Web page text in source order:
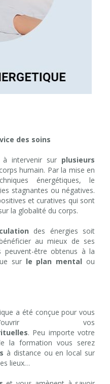
des soins
à intervenir sur plusieurs
humain. Par la mise en
énergétiques, le
stagnantes ou négatives.
et curatives qui sont
la globalité du corps.
des énergies soit
au mieux de ses
peuvent-être obtenus à la
surle plan mental ou
a été conçue pour vous
vos
. Peu importe votre
la formation vous serez
à distance ou en local sur
lieux…